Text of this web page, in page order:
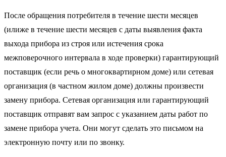
После обращения потребителя в течение шести месяцев
(илиже в течение шести месяцев с даты выявления факта
выхода прибора из строя или истечения срока
межповерочного интервала в ходе проверки) гарантирующий
поставщик (если речь о многоквартирном доме) или сетевая
организация (в частном жилом доме) должны произвести
замену прибора. Сетевая организация или гарантирующий
поставщик отправят вам запрос с указанием даты работ по
замене прибора учета. Они могут сделать это письмом на
электронную почту или по звонку.